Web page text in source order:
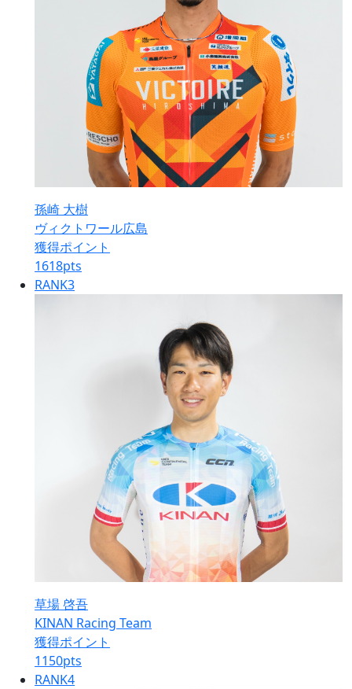
孫崎 大樹
ヴィクトワール広島
獲得ポイント
1618pts
RANK3
草場 啓吾
KINAN Racing Team
獲得ポイント
1150pts
RANK4